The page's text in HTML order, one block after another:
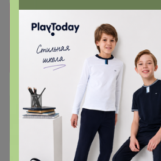
Информация о
лишь членам клуба
Показать
Норе
Гений СП